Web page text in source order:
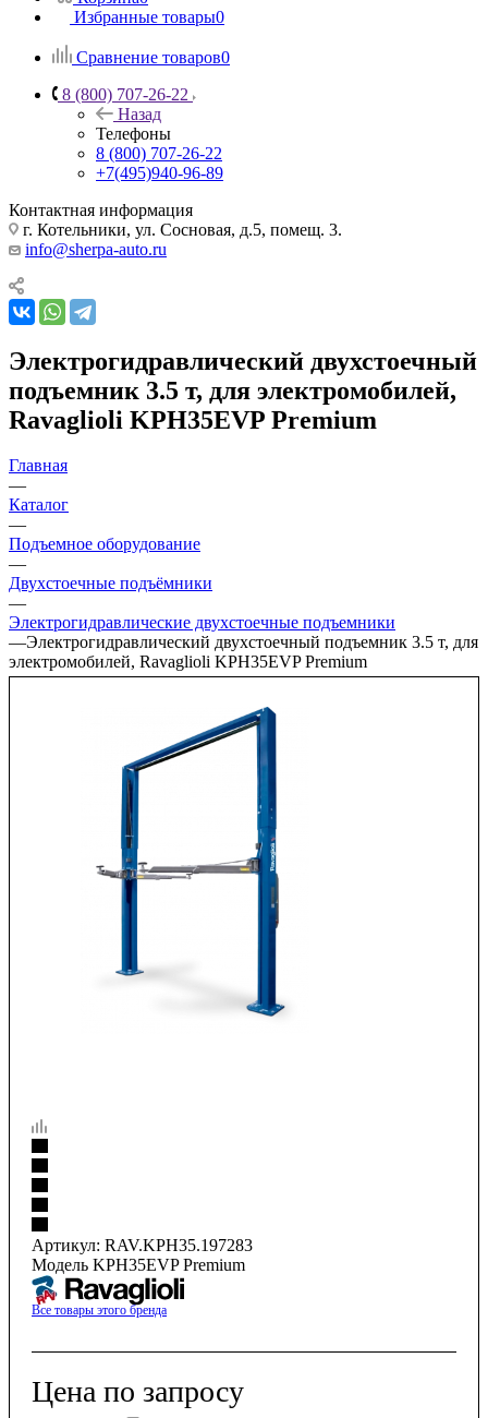
Избранные товары0
Сравнение товаров0
8 (800) 707-26-22
Назад
Телефоны
8 (800) 707-26-22
+7(495)940-96-89
Контактная информация
г. Котельники, ул. Сосновая, д.5, помещ. 3.
info@sherpa-auto.ru
Электрогидравлический двухстоечный
подъемник 3.5 т, для электромобилей,
Ravaglioli KPH35EVP Premium
Главная
—
Каталог
—
Подъемное оборудование
—
Двухстоечные подъёмники
—
Электрогидравлические двухстоечные подъемники
—Электрогидравлический двухстоечный подъемник 3.5 т, для
электромобилей, Ravaglioli KPH35EVP Premium
Артикул: RAV.KPH35.197283
Модель KPH35EVP Premium
Все товары этого бренда
Цена по запросу